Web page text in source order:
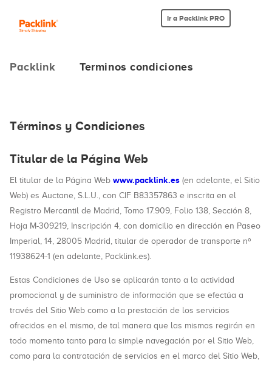
Ir a Packlink PRO
Packlink Terminos condiciones
Términos y Condiciones
Titular de la Página Web
El titular de la Página Web www.packlink.es (en adelante, el Sitio
Web) es Auctane, S.L.U., con CIF B83357863 e inscrita en el
Registro Mercantil de Madrid, Tomo 17.909, Folio 138, Sección 8,
Hoja M-309219, Inscripción 4, con domicilio en dirección en Paseo
Imperial, 14, 28005 Madrid, titular de operador de transporte nº
11938624-1 (en adelante, Packlink.es).
Estas Condiciones de Uso se aplicarán tanto a la actividad
promocional y de suministro de información que se efectúa a
través del Sitio Web como a la prestación de los servicios
ofrecidos en el mismo, de tal manera que las mismas regirán en
todo momento tanto para la simple navegación por el Sitio Web,
como para la contratación de servicios en el marco del Sitio Web,